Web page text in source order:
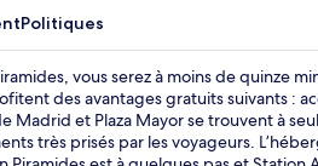
Politiques
vous serez à moins de quinze
des avantages gratuits suivants :
Madrid et Plaza Mayor se trouvent à
très prisés par les voyageurs.